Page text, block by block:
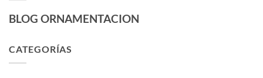
BLOG ORNAMENTACION
CATEGORÍAS